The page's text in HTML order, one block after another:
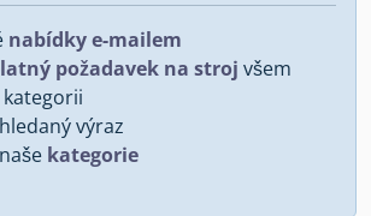
nabídky e-mailem
požadavek na stroj všem
výraz
kategorie